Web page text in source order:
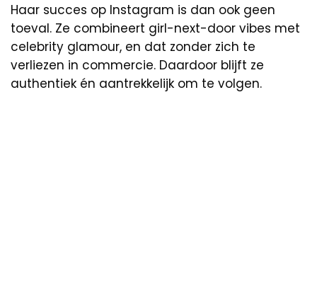
Haar succes op Instagram is dan ook geen
toeval. Ze combineert girl-next-door vibes met
celebrity glamour, en dat zonder zich te
verliezen in commercie. Daardoor blijft ze
authentiek én aantrekkelijk om te volgen.